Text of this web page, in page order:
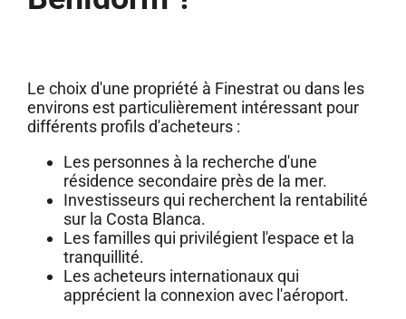
Le choix d'une propriété à Finestrat ou dans les
environs est particulièrement intéressant pour
différents profils d'acheteurs :
Les personnes à la recherche d'une
résidence secondaire près de la mer.
Investisseurs qui recherchent la rentabilité
sur la Costa Blanca.
Les familles qui privilégient l'espace et la
tranquillité.
Les acheteurs internationaux qui
apprécient la connexion avec l'aéroport.